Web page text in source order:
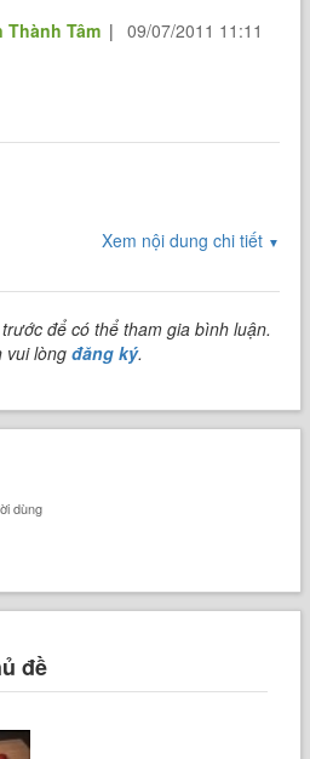
Thành Tâm | 09/07/2011 11:11
Xem nội dung chi tiết ▼
trước để có thể tham gia bình luận.
vui lòngđăng ký.
dùng
đề